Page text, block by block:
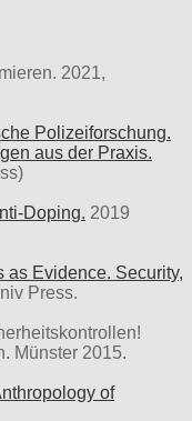
2021,
Polizeiforschung.
aus der Praxis.
Doping. 2019
as Evidence. Security,
Press.
Münster 2015.
of